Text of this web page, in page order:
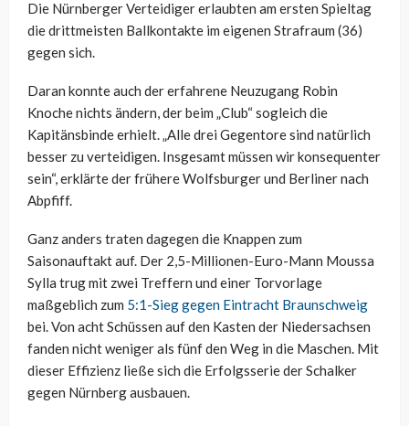
Die Nürnberger Verteidiger erlaubten am ersten Spieltag
die drittmeisten Ballkontakte im eigenen Strafraum (36)
gegen sich.
Daran konnte auch der erfahrene Neuzugang Robin
Knoche nichts ändern, der beim „Club“ sogleich die
Kapitänsbinde erhielt. „Alle drei Gegentore sind natürlich
besser zu verteidigen. Insgesamt müssen wir konsequenter
sein“, erklärte der frühere Wolfsburger und Berliner nach
Abpfiff.
Ganz anders traten dagegen die Knappen zum
Saisonauftakt auf. Der 2,5-Millionen-Euro-Mann Moussa
Sylla trug mit zwei Treffern und einer Torvorlage
maßgeblich zum 5:1-Sieg gegen Eintracht Braunschweig
bei. Von acht Schüssen auf den Kasten der Niedersachsen
fanden nicht weniger als fünf den Weg in die Maschen. Mit
dieser Effizienz ließe sich die Erfolgsserie der Schalker
gegen Nürnberg ausbauen.